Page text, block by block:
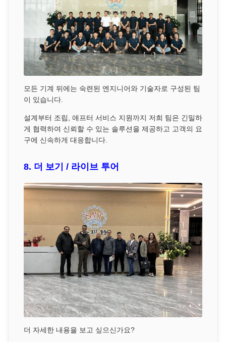
모든 기계 뒤에는 숙련된 엔지니어와 기술자로 구성된 팀
이 있습니다.
설계부터 조립, 애프터 서비스 지원까지 저희 팀은 긴밀하
게 협력하여 신뢰할 수 있는 솔루션을 제공하고 고객의 요
구에 신속하게 대응합니다.
8. 더 보기 / 라이브 투어
더 자세한 내용을 보고 싶으신가요?